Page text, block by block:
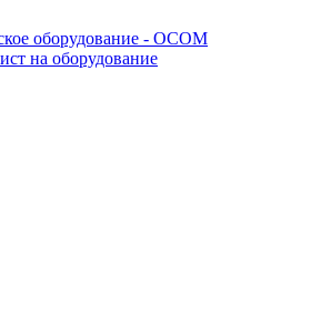
оборудование - OCOM
на оборудование